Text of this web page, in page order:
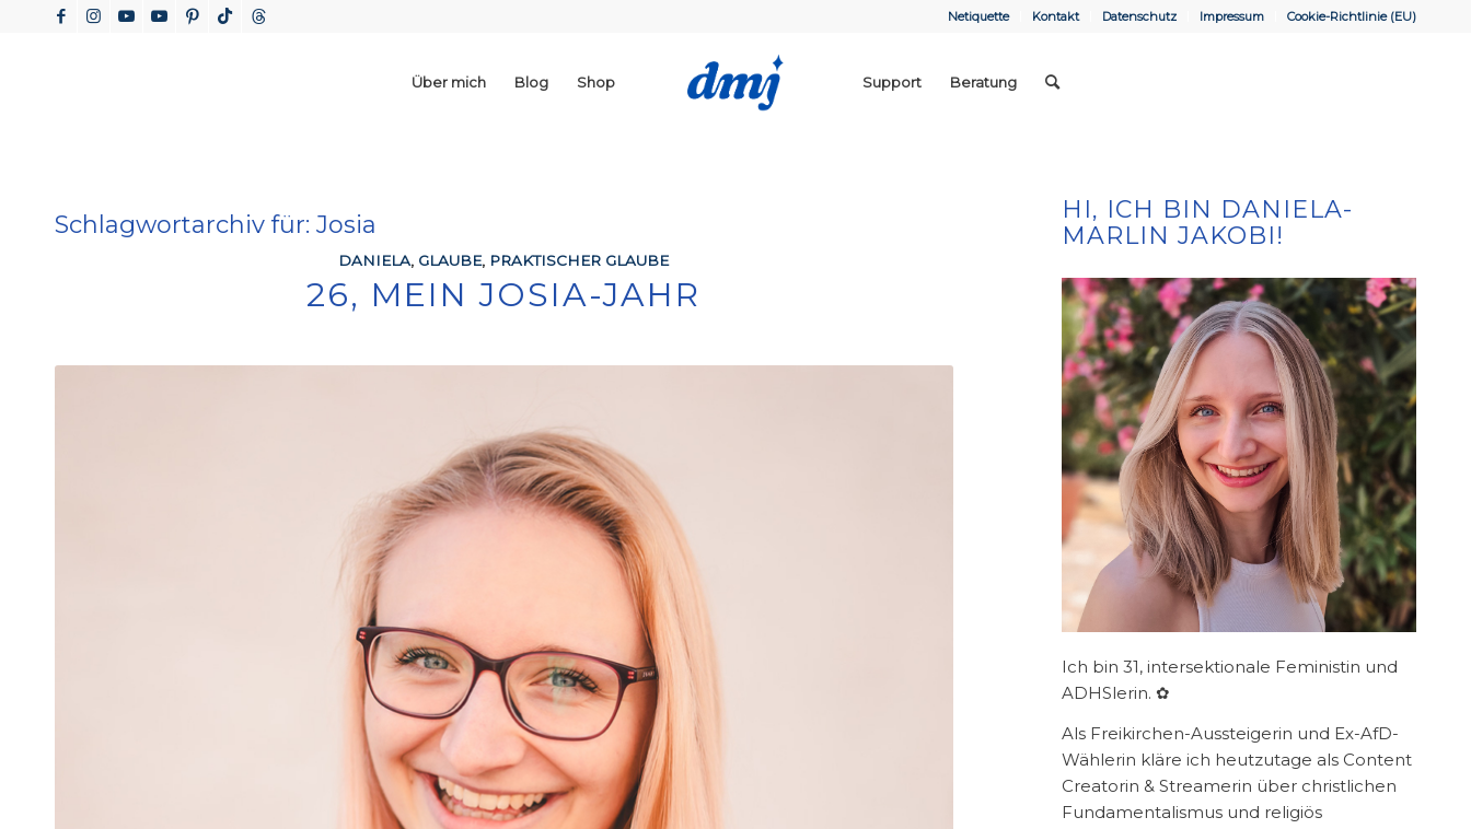
Netiquette Kontakt Datenschutz Impressum Cookie-Richtlinie (EU)
Über mich Blog Shop Support Beratung
Schlagwortarchiv für: Josia
DANIELA, GLAUBE, PRAKTISCHER GLAUBE
26, MEIN JOSIA-JAHR
HI, ICH BIN DANIELA-
MARLIN JAKOBI!
Ich bin 31, intersektionale Feministin und
ADHSlerin. ✿
Als Freikirchen-Aussteigerin und Ex-AfD-
Wählerin kläre ich heutzutage als Content
Creatorin & Streamerin über christlichen
Fundamentalismus und religiös